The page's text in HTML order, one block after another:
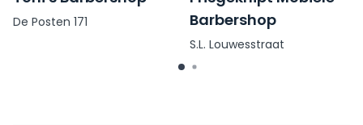
De Posten 171
Barbershop
S.L. Louwesstraat